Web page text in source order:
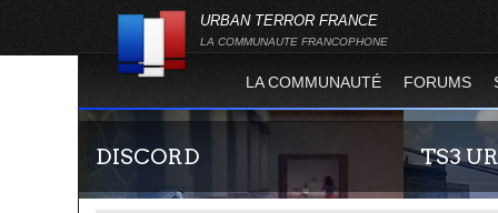
URBAN TERROR FRANCE
LA COMMUNAUTE FRANCOPHONE
LA COMMUNAUTÉ FORUMS
DISCORD TS3